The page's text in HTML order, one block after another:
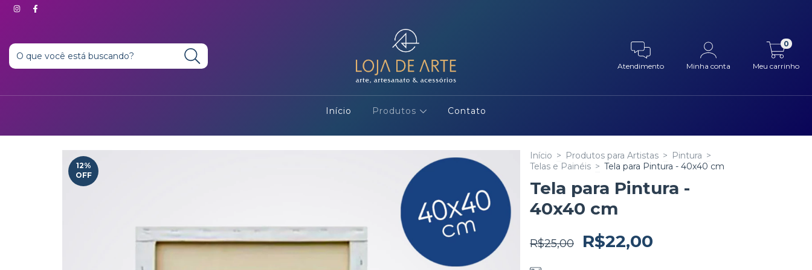
Atendimento Minha conta Meu carrinho
0
Início Produtos Contato
12%
OFF
Início > Produtos para Artistas > Pintura >
Telas e Painéis > Tela para Pintura - 40x40 cm
Tela para Pintura -
40x40 cm
R$25,00 R$22,00